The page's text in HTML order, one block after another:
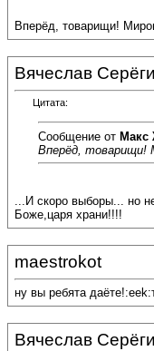
Вперёд, товарищи!
Вячеслав
Цитата:
Сообщение от Макс
Вперёд, товарищи!
...И скоро выборы... но
Боже,царя храни!!!!
maestrokot
ну вы ребята
Вячеслав